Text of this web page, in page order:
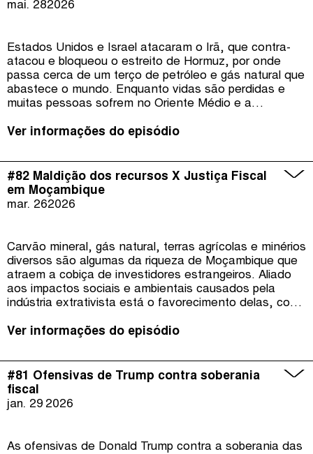
CICTAR.
mai. 282026
Estados Unidos e Israel atacaram o Irã, que contra-
atacou e bloqueou o estreito de Hormuz, por onde
passa cerca de um terço de petróleo e gás natural que
abastece o mundo. Enquanto vidas são perdidas e
muitas pessoas sofrem no Oriente Médio e a
o setor petroleiro está lucrando muito com a
um temporal de prejuízos que causam para populações
no mundo todo é o tema do episódio 83 do É da Sua
Conta. Impostos sobre lucros excessivos das
petroleiras podem também facilitar a transição
Ver informações do episódio
mar. 262026
#82 Maldição dos recursos X Justiça Fiscal
em Moçambique
Carvão mineral, gás natural, terras agrícolas e minérios
diversos são algumas da riqueza de Moçambique que
atraem a cobiça de investidores estrangeiros. Aliado
aos impactos sociais e ambientais causados pela
indústria extrativista está o favorecimento delas, com
financeiro ilícito. Enquanto isso, a população convive
fragilidade institucional. De que forma essa riqueza
pode se transformar em desenvolvimento pra
população moçambicana? Qual o papel da Justiça
Fiscal?
Ver informações do episódio
jan. 29 2026
#81 Ofensivas de Trump contra soberania
fiscal
As ofensivas de Donald Trump contra a soberania das